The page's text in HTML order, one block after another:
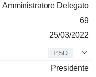
Amministratore Delegato
69
25/03/2022
PSD
Presidente